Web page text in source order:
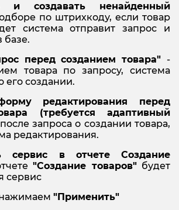
и создавать ненайденный
по штрихкоду, если товар
система отправит запрос и
базе.
перед созданием товара" -
товара по запросу, система
его создании.
редактирования перед
(требуется адаптивный
запроса о создании товара,
редактирования.
сервис в отчете Создание
"Создание товаров"будет
сервис
"Применить"